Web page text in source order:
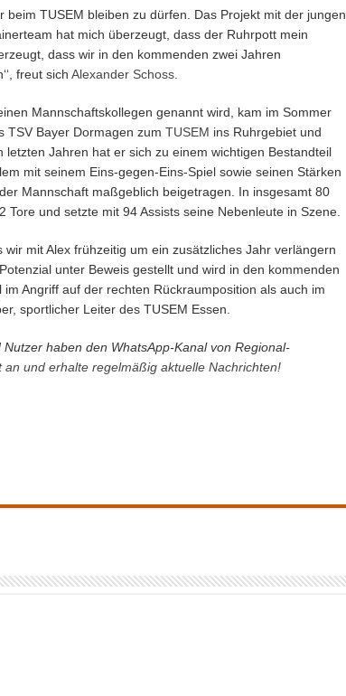
beim TUSEM bleiben zu dürfen. Das Projekt mit der jungen
hat mich überzeugt, dass der Ruhrpott mein
dass wir in den kommenden zwei Jahren
freut sich Alexander Schoss.
Mannschaftskollegen genannt wird, kam im Sommer
TSV Bayer Dormagen zum TUSEM ins Ruhrgebiet und
letzten Jahren hat er sich zu einem wichtigen Bestandteil
mit seinem Eins-gegen-Eins-Spiel sowie seinen Stärken
Mannschaft maßgeblich beigetragen. In insgesamt 80
und setzte mit 94 Assists seine Nebenleute in Szene.
wir mit Alex frühzeitig um ein zusätzliches Jahr verlängern
unter Beweis gestellt und wird in den kommenden
Angriff auf der rechten Rückraumposition als auch im
sportlicher Leiter des TUSEM Essen.
haben den WhatsApp-Kanal von Regional-
an und erhalte regelmäßig aktuelle Nachrichten!